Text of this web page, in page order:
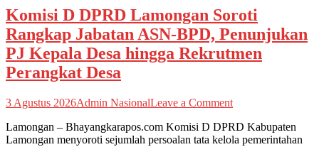
Komisi D DPRD Lamongan Soroti
Rangkap Jabatan ASN-BPD, Penunjukan
PJ Kepala Desa hingga Rekrutmen
Perangkat Desa
3 Agustus 2026Admin NasionalLeave a Commenton
D
DPRD
Lamongan – Bhayangkarapos.com Komisi D DPRD Kabupaten
Lamongan menyoroti sejumlah persoalan tata kelola pemerintahan